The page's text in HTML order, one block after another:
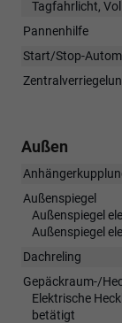
Tagfahrlicht,
Pannenhilfe
Start/Stop-
Außen
Außenspiegel
Außenspiegel
Außenspiegel
Dachreling
Gepäckraum-/
Elektrische
betätigt